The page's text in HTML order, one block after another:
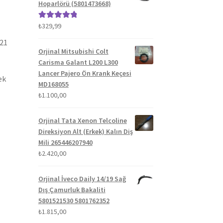
Hoparlörü (5801473668)
5 üzerinden
₺329,99
Orjinal Mitsubishi Colt
Carisma Galant L200 L300
Lancer Pajero Ön Krank Keçesi
MD168055
₺1.100,00
Orjinal Tata Xenon Telcoline
Direksiyon Alt (Erkek) Kalın Diş
Mili 265446207940
₺2.420,00
Orjinal İveco Daily 14/19 Sağ
Dış Çamurluk Bakaliti
5801521530 5801762352
₺1.815,00